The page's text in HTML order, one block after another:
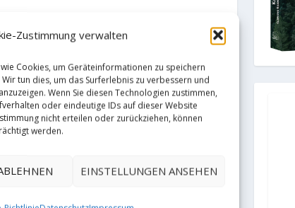
Zustimmung verwalten
Cookies, um Geräteinformationen zu speichern
tun dies, um das Surferlebnis zu verbessern und
Wenn Sie diesen Technologien zustimmen,
oder eindeutige IDs auf dieser Website
nicht erteilen oder zurückziehen, können
werden.
EINSTELLUNGEN ANSEHEN